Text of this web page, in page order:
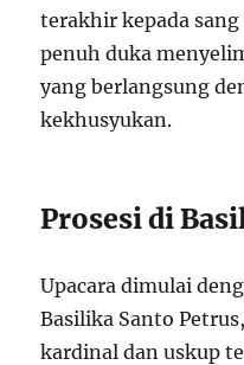
terakhir kepada sang
penuh duka
yang berlangsung
kekhusyukan.
Prosesi di
Upacara dimulai
Basilika Santo
kardinal dan uskup